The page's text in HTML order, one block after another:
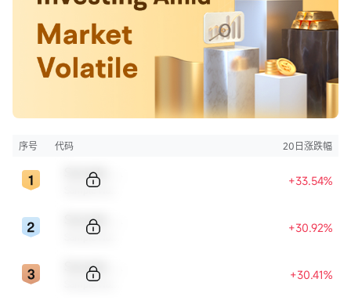
序号 代码 20日涨跌幅
+33.54%
+30.92%
+30.41%